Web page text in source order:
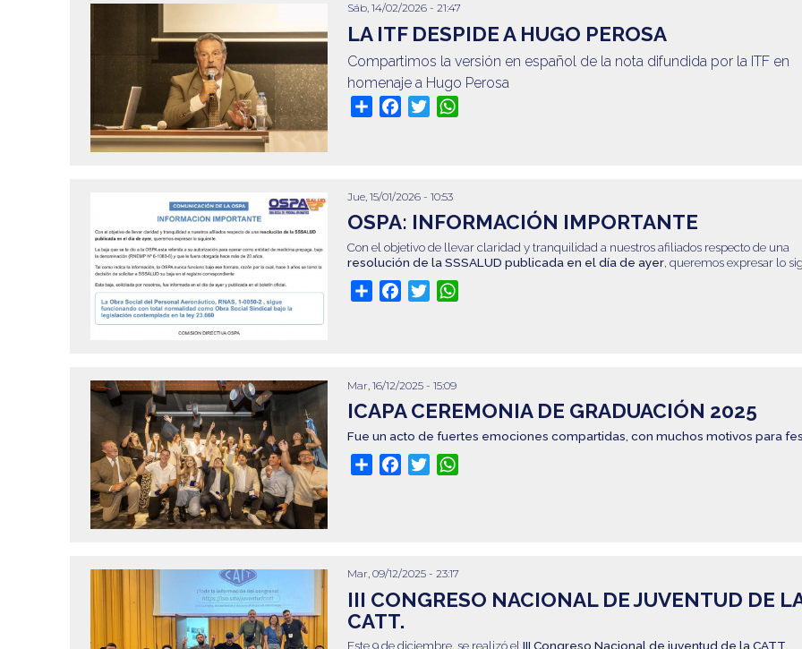
Sáb, 14/02/2026 - 21:47
LA ITF DESPIDE A HUGO PEROSA
Compartimos la versión en español de la nota difundida por la ITF en
homenaje a Hugo Perosa
Share Facebook
Twitter
Jue, 15/01/2026 - 10:53
OSPA: INFORMACIÓN IMPORTANTE
Con el objetivo de llevar claridad y tranquilidad a nuestros afiliados respecto de una
resolución de la SSSALUD publicada en el día de ayer, queremos expresar lo
Share Facebook
Twitter
Mar, 16/12/2025 - 15:09
ICAPA CEREMONIA DE GRADUACIÓN 2025
Fue un acto de fuertes emociones compartidas, con muchos motivos para
Share Facebook
Twitter
Mar, 09/12/2025 - 23:17
III CONGRESO NACIONAL DE JUVENTUD DE
CATT.
Este 9 de diciembre, se realizó elIII Congreso Nacional de juventud de la CATT